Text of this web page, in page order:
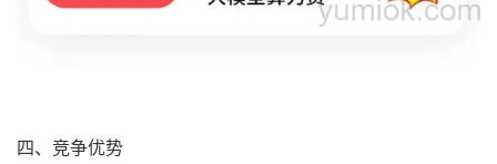
四、竞争优势